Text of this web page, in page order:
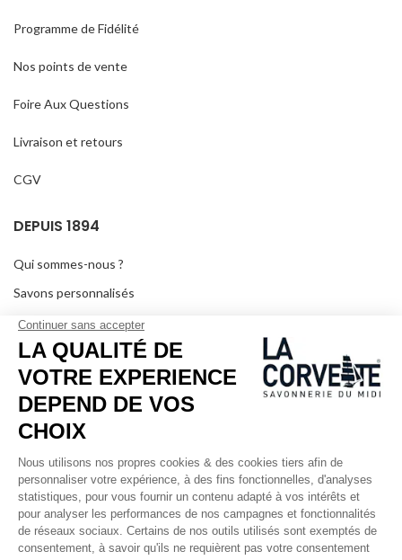
Programme de Fidélité
Nos points de vente
Foire Aux Questions
Livraison et retours
CGV
DEPUIS 1894
Qui sommes-nous ?
Savons personnalisés
Visiter le musée
Devenir revendeur
Dans les médias
Salle de séminaire
Mentions légales
RÉSEAUX SOCIAUX
Facebook